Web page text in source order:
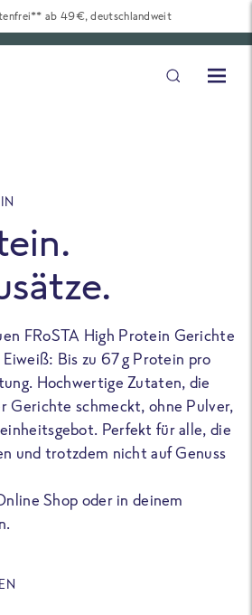
ab 49€, deutschlandweit
FRoSTA High Protein Gerichte
Bis zu 67 g Protein pro
Hochwertige Zutaten, die
Gerichte schmeckt, ohne Pulver,
Perfekt für alle, die
und trotzdem nicht auf Genuss
Shop oder in deinem